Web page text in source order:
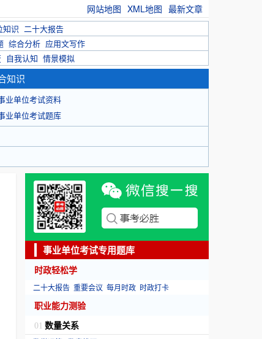
网站地图 XML地图 最新文章
知识 二十大报告
综合分析 应用文写作
自我认知 情景模拟
知识
业单位考试资料
业单位考试题库
事业单位考试专用题库
时政轻松学
二十大报告 重要会议 每月时政 时政打卡
职业能力测验
01 数量关系